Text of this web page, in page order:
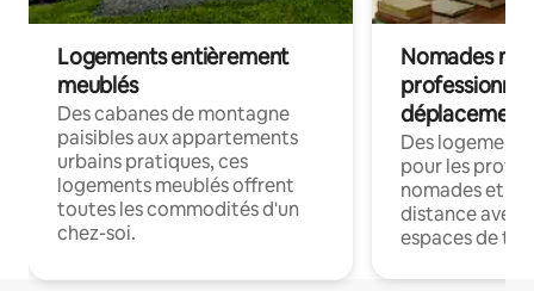
Logements entièrement
meublés
Des cabanes de montagne
paisibles aux appartements
urbains pratiques, ces
logements meublés offrent
toutes les commodités d'un
chez-soi.
Nomades
déplacement
Des
pour les
nomades et
distance avec
espaces de